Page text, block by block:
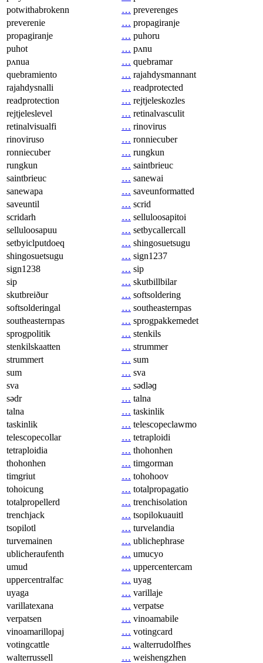
potwithabrokenn
… preverenges
preverenie
… propagiranje
propagiranje
… puhoru
puhot
… pʌnu
pʌnua
… quebramar
quebramiento
… rajahdysmannant
rajahdysnalli
… readprotected
readprotection
… rejtjeleskozles
rejtjeleslevel
… retinalvasculit
retinalvisualfi
… rinovirus
rinoviruso
… ronniecuber
ronniecuber
… rungkun
rungkun
… saintbrieuc
saintbrieuc
… sanewai
sanewapa
… saveunformatted
saveuntil
… scrid
scridarh
… selluloosapitoi
selluloosapuu
… setbycallercall
setbyiclputdoeq
… shingosuetsugu
shingosuetsugu
… sign1237
sign1238
… sip
sip
… skutbillbilar
skutbreiður
… softsoldering
softsolderingal
… southeasternpas
southeasternpas
… sprogpakkemedet
sprogpolitik
… stenkils
stenkilskaatten
… strummer
strummert
… sum
sum
… sva
sva
… sədləɡ
sədr
… talna
talna
… taskinlik
taskinlik
… telescopeclawmo
telescopecollar
… tetraploidi
tetraploidia
… thohonhen
thohonhen
… timgorman
timgriut
… tohohoov
tohoicung
… totalpropagatio
totalpropellerd
… trenchisolation
trenchjack
… tsopilokuauitl
tsopilotl
… turvelandia
turvemainen
… ublichephrase
ublicheraufenth
… umucyo
umud
… uppercentercam
uppercentralfac
… uyag
uyaga
… varillaje
varillatexana
… verpatse
verpatsen
… vinoamabile
vinoamarillopaj
… votingcard
votingcattle
… walterrudolfhes
walterrussell
… weishengzhen